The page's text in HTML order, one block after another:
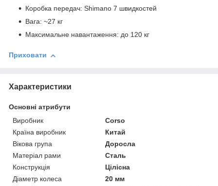
Коробка передач: Shimano 7 швидкостей
Вага: ~27 кг
Максимальне навантаження: до 120 кг
Приховати
Характеристики
Основні атрибути
Виробник
Corso
Країна виробник
Китай
Вікова група
Доросла
Матеріал рами
Сталь
Конструкція
Цілісна
Діаметр колеса
20 мм